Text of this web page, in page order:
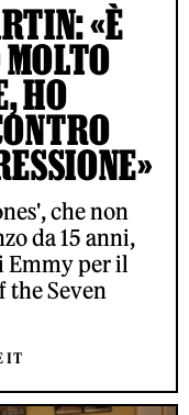
«È
MOLTO
HO
che non
da 15 anni,
Emmy per il
the Seven
IT